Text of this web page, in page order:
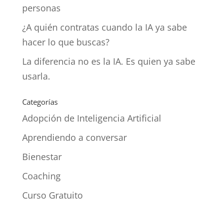
personas
¿A quién contratas cuando la IA ya sabe
hacer lo que buscas?
La diferencia no es la IA. Es quien ya sabe
usarla.
Categorías
Adopción de Inteligencia Artificial
Aprendiendo a conversar
Bienestar
Coaching
Curso Gratuito